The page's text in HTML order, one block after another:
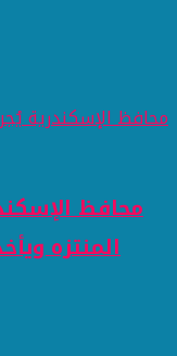
محافظ
المنتزه